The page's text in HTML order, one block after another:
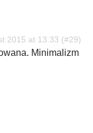
2015 at 13:33
Minimalizm